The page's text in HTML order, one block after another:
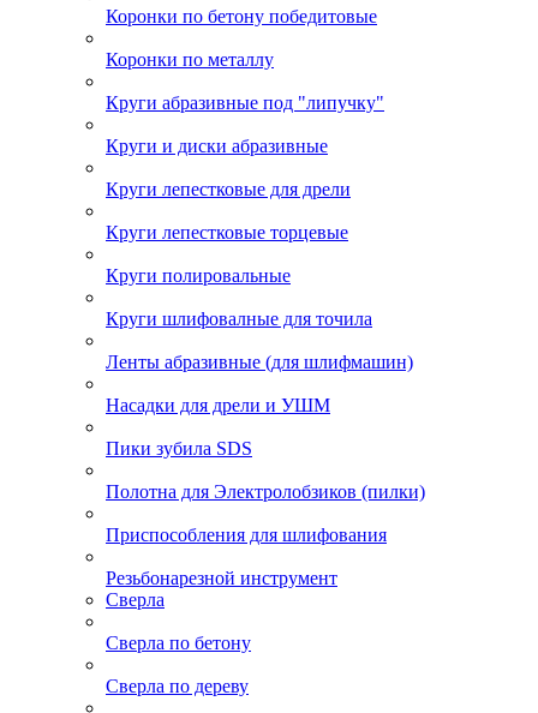
Коронки по бетону победитовые
Коронки по металлу
Круги абразивные под "липучку"
Круги и диски абразивные
Круги лепестковые для дрели
Круги лепестковые торцевые
Круги полировальные
Круги шлифовалные для точила
Ленты абразивные (для шлифмашин)
Насадки для дрели и УШМ
Пики зубила SDS
Полотна для Электролобзиков (пилки)
Приспособления для шлифования
Резьбонарезной инструмент
Сверла
Сверла по бетону
Сверла по дереву